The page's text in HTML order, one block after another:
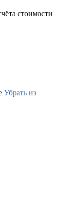
стоимости
Убрать из